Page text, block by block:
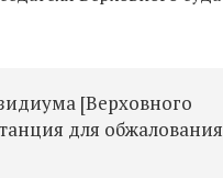
[Верховного
для обжалования